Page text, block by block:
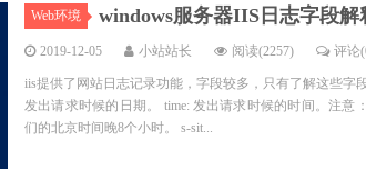
Web环境 windows服务器IIS日志字段解
2019-12-05 小站站长 阅读(2257) 评论
iis提供了网站日志记录功能，字段较多，只有了解这些字
发出请求时候的日期。 time: 发出请求时候的时间。注
们的北京时间晚8个小时。 s-sit...